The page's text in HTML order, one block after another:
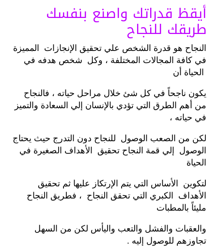
أيقظ قدراتك واصنع بنفسك
طريقك للنجاح
النجاح هو قدرة الشخص علي تحقيق الإنجازات المميزة
في كافة المجالات المختلفة ، وكل شخص هدفه في
الحياة أن
يكون ناجحاً في كل شئ خلال مراحل حياته ، فالنجاح
من أهم الطرق التي تؤدي بالإنسان إلي السعادة والتميز
في حياته ،
لكن من الصعب الوصول للنجاح دون التدرج حيث يحتاج
الوصول إلي قمة النجاح تحقيق الأهداف الصغيرة في
الحياة
لتكوين الأساس التي يتم الإرتكاز عليها ثم تحقيق
الأهداف الكبري التي تحقق النجاح ، فطريق النجاح
مليئاً بالمطبات
والعقبات والفشل والتعب واليأس لكن من السهل
تجاوزهم للوصول إليه .